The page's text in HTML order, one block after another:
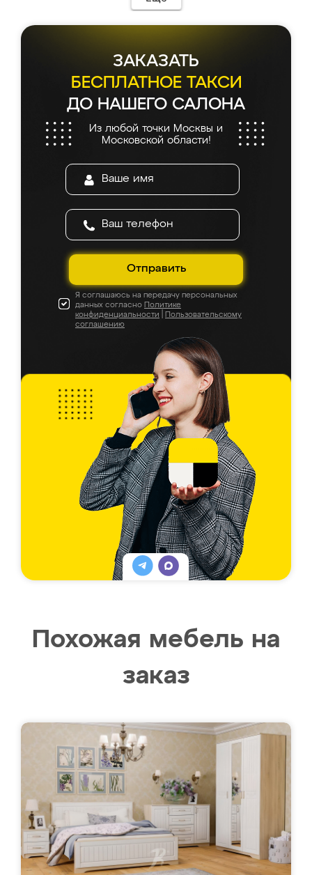
ЗАКАЗАТЬ
БЕСПЛАТНОЕ ТАКСИ
ДО НАШЕГО САЛОНА
Из любой точки Москвы и
Московской области!
Отправить
Я соглашаюсь на передачу персональных
данных согласно Политике
конфиденциальности
Пользовательскому
соглашению
Похожая мебель на
заказ